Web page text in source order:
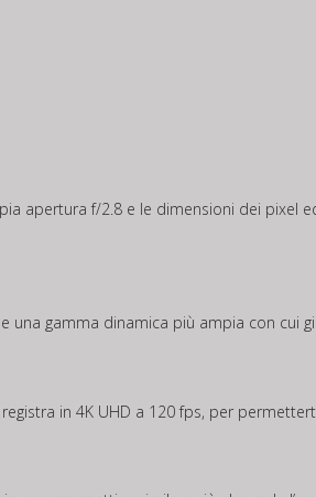
apertura f/2.8 e le dimensioni dei pixel
gamma dinamica più ampia con cui
in 4K UHD a 120 fps, per